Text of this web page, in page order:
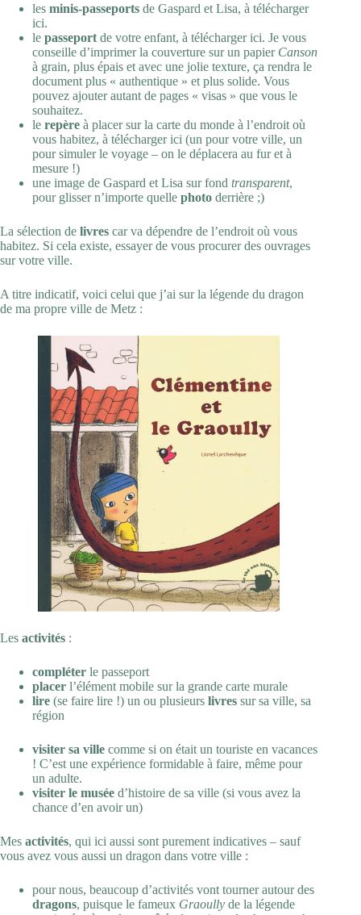
les minis-passeports de Gaspard et Lisa, à télécharger
ici.
le passeport de votre enfant, à téléchargerici. Je vous
conseille d’imprimer la couverture sur un papier Canson
à grain, plus épais et avec une jolie texture, ça rendra le
document plus « authentique » et plus solide. Vous
pouvez ajouter autant de pages « visas » que vous le
souhaitez.
le repère à placer sur la carte du monde à l’endroit où
vous habitez, à téléchargerici (un pour votre ville, un
pour simuler le voyage – on le déplacera au fur et à
mesure !)
une image de Gaspard et Lisa sur fond transparent,
pour glisser n’importe quelle photo derrière ;)
La sélection de livres car va dépendre de l’endroit où vous
habitez. Si cela existe, essayer de vous procurer des ouvrages
sur votre ville.
A titre indicatif, voici celui que j’ai sur la légende du dragon
de ma propre ville de Metz :
Les activités :
compléter le passeport
placer l’élément mobile sur la grande carte murale
lire (se faire lire !) un ou plusieurs livres sur sa ville, sa
région
visiter sa ville comme si on était un touriste en vacances
! C’est une expérience formidable à faire, même pour
un adulte.
visiter le musée d’histoire de sa ville (si vous avez la
chance d’en avoir un)
Mes activités, qui ici aussi sont purement indicatives – sauf
vous avez vous aussi un dragon dans votre ville :
pour nous, beaucoup d’activités vont tourner autour des
dragons, puisque le fameux Graoully de la légende